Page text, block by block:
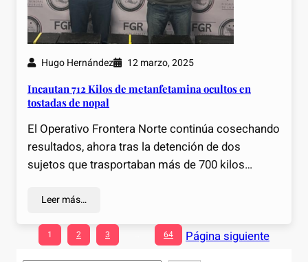
Hugo Hernández 12 marzo, 2025
Incautan 712 Kilos de metanfetamina ocultos en
tostadas de nopal
El Operativo Frontera Norte continúa cosechando
resultados, ahora tras la detención de dos
sujetos que trasportaban más de 700 kilos…
Leer más…
1 2 3 64
Página siguiente